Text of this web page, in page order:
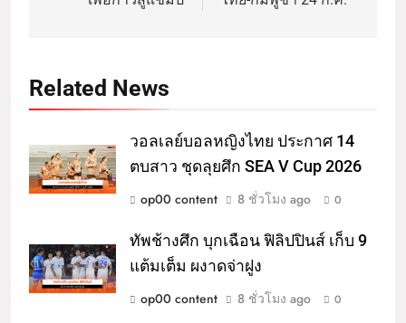
Related News
วอลเลย์บอลหญิงไทย ประกาศ 14
ตบสาว ชุดลุยศึก SEA V Cup 2026
op00 content
8 ชั่วโมง ago 0
ทัพช้างศึก บุกเฉือน ฟิลิปปินส์ เก็บ 9
แต้มเต็ม ผงาดจ่าฝูง
op00 content
8 ชั่วโมง ago 0